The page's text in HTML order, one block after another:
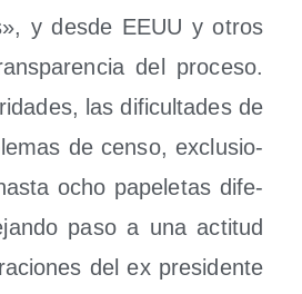
y des­de EEUU y otros
del pro­ce­so.
las difi­cul­ta­des de
de cen­so, exclu­sio­
ocho pape­le­tas dife­
paso a una acti­tud
del ex pre­si­den­te